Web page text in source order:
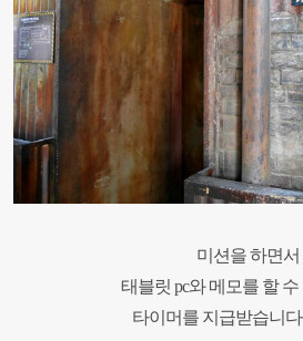
미션을 하면서
태블릿pc와 메모를 할 수
타이머를 지급받습니다